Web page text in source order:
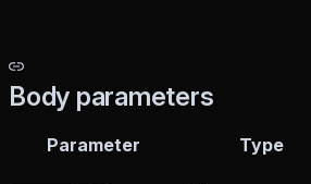
Body parameters
Parameter Type